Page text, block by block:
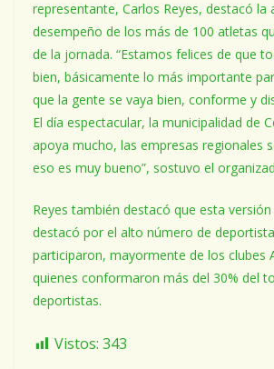
representante, Carlos Reyes, destacó la
desempeño de los más de 100 atletas
de la jornada. “Estamos felices de que
bien, básicamente lo más importante
que la gente se vaya bien, conforme y
El día espectacular, la municipalidad de
apoya mucho, las empresas regionales
eso es muy bueno”, sostuvo el
Reyes también destacó que esta
destacó por el alto número de
participaron, mayormente de los clubes
quienes conformaron más del 30% del
deportistas.
Vistos: 343